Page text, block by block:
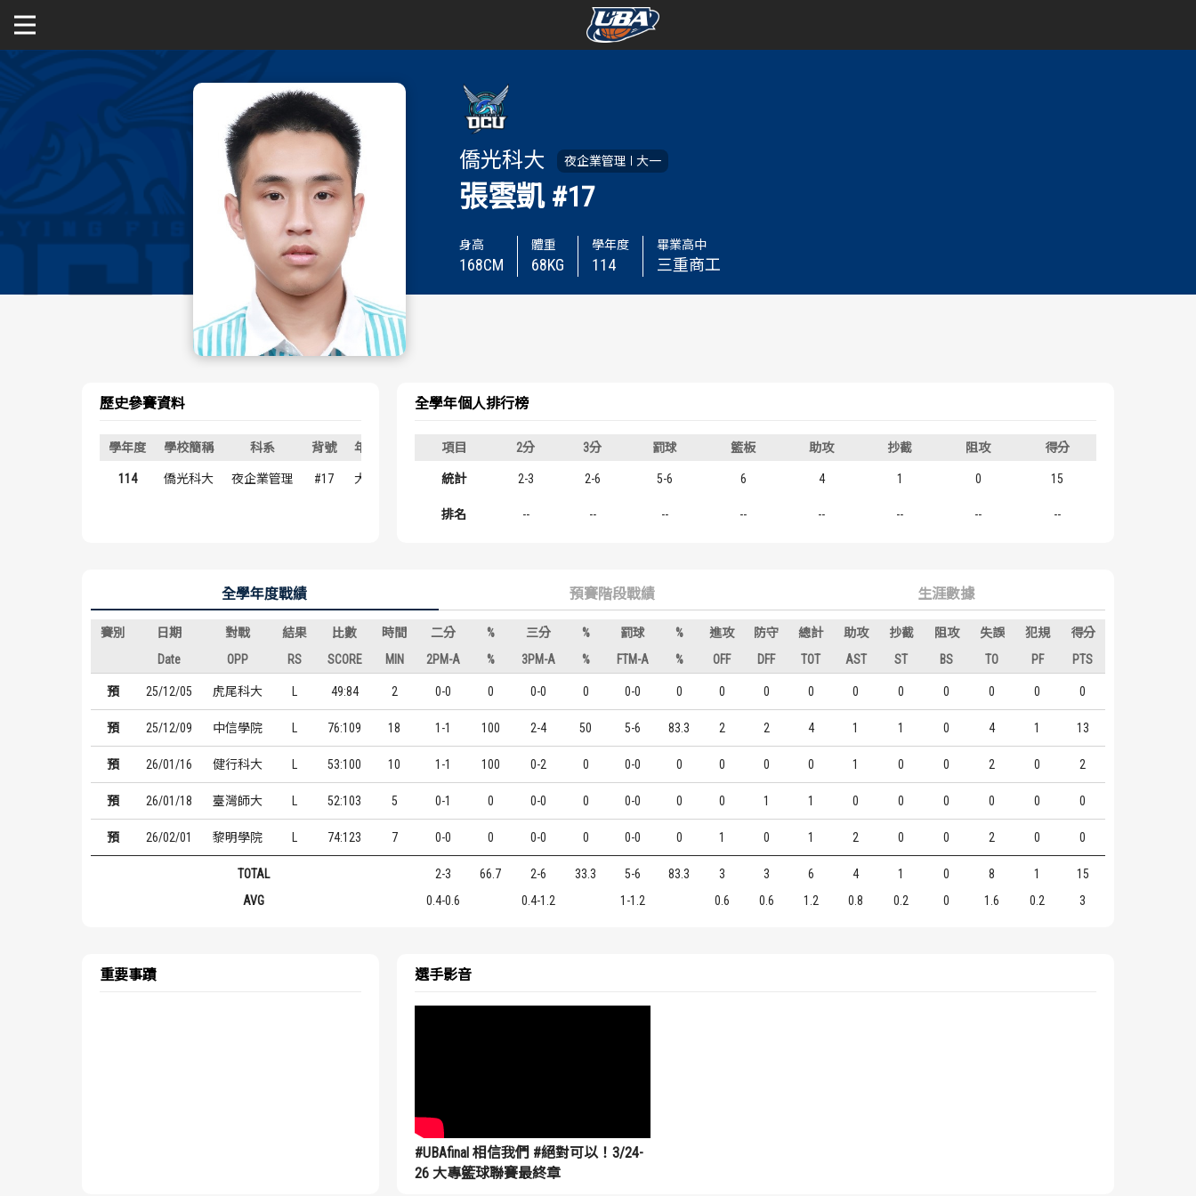
賽程表
球隊資訊
歷史數據排行
賽程表
球隊資訊
歷史數據排行
僑光科大 夜企業管理 大一
張雲凱 #17
身高
168CM
體重
68KG
學年度
114
畢業高中
三重商工
歷史參賽資料
學年度 學校簡稱 科系 背號 年級
114 僑光科大 夜企業管理 #17 大一
全學年個人排行榜
項目 2分 3分 罰球 籃板 助攻 抄截 阻攻 得分
統計 2-3 2-6 5-6 6 4 1 0 15
排名 -- -- -- -- -- -- -- --
全學年度戰績 預賽階段戰績 生涯數據
賽別 日期 對戰 結果 比數 時間 二分 % 三分 % 罰球 % 進攻 防守 總計 助攻 抄截 阻攻 失誤 犯規
得分
Date
OPP RS SCORE MIN 2PM-A % 3PM-A % FTM-A % OFF DFF TOT AST ST BS TO PF PTS
預 25/12/05 虎尾科大 L 49:84 2 0-0 0 0-0 0 0-0 0 0 0 0 0 0 0 0 0 0
預 25/12/09 中信學院 L 76:109 18 1-1 100 2-4 50 5-6 83.3 2 2 4 1 1 0 4 1 13
預 26/01/16 健行科大 L 53:100 10 1-1 100 0-2 0 0-0 0 0 0 0 1 0 0 2 0 2
預 26/01/18 臺灣師大 L 52:103 5 0-1 0 0-0 0 0-0 0 0 1 1 0 0 0 0 0 0
預 26/02/01 黎明學院 L 74:123 7 0-0 0 0-0 0 0-0 0 1 0 1 2 0 0 2 0 0
TOTAL 2-3 66.7 2-6 33.3 5-6 83.3 3 3 6 4 1 0 8 1
15
AVG
0.4-0.6 0.4-1.2 1-1.2 0.6 0.6 1.2 0.8 0.2 0 1.6 0.2 3
重要事蹟 選手影音
#UBAfinal 相信我們 #絕對可以！3/24-
26 大專籃球聯賽最終章